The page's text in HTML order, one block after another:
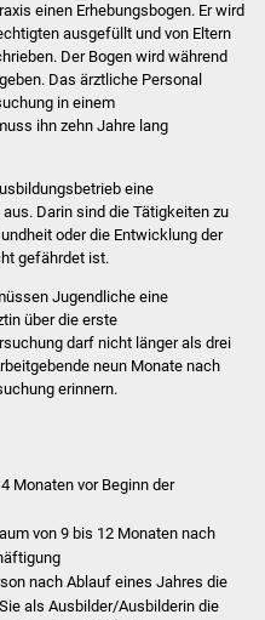
Lebenslagen
Formulare
Schulen
Kindergärten
Kolping-Musikschule
Einrichtungen
Kirchen
Lokale Agenda
einen Erhebungsbogen. Er wird
ausgefüllt und von Eltern
Der Bogen wird während
Das ärztliche Personal
in einem
ihn zehn Jahre lang
eine
Darin sind die Tätigkeiten zu
oder die Entwicklung der
gefährdet ist.
Jugendliche eine
über die erste
darf nicht länger als drei
neun Monate nach
erinnern.
Monaten vor Beginn der
von 9 bis 12 Monaten nach
nach Ablauf eines Jahres die
als Ausbilder/Ausbilderin die